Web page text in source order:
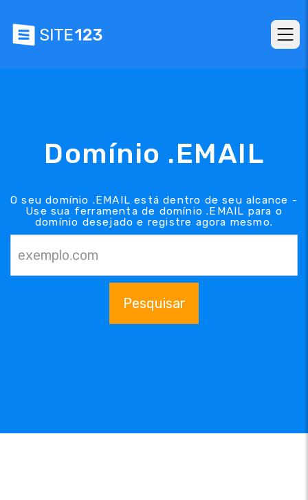
Domínio .EMAIL
O seu domínio .EMAIL está dentro de seu alcance -
Use sua ferramenta de domínio .EMAIL para o
domínio desejado e registre agora mesmo.
Pesquisar